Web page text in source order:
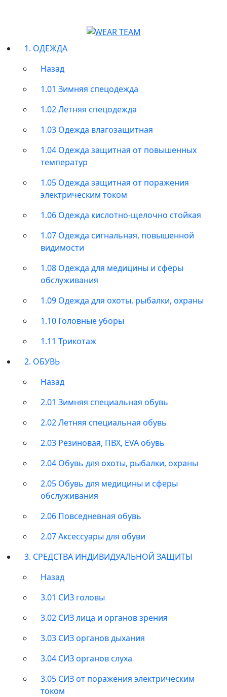
1. ОДЕЖДА
Назад
1.01 Зимняя спецодежда
1.02 Летняя спецодежда
1.03 Одежда влагозащитная
1.04 Одежда защитная от повышенных
температур
1.05 Одежда защитная от поражения
электрическим током
1.06 Одежда кислотно-щелочно стойкая
1.07 Одежда сигнальная, повышенной
видимости
1.08 Одежда для медицины и сферы
обслуживания
1.09 Одежда для охоты, рыбалки, охраны
1.10 Головные уборы
1.11 Трикотаж
2. ОБУВЬ
Назад
2.01 Зимняя специальная обувь
2.02 Летняя специальная обувь
2.03 Резиновая, ПВХ, EVA обувь
2.04 Обувь для охоты, рыбалки, охраны
2.05 Обувь для медицины и сферы
обслуживания
2.06 Повседневная обувь
2.07 Аксессуары для обуви
3. СРЕДСТВА ИНДИВИДУАЛЬНОЙ ЗАЩИТЫ
Назад
3.01 СИЗ головы
3.02 СИЗ лица и органов зрения
3.03 СИЗ органов дыхания
3.04 СИЗ органов слуха
3.05 СИЗ от поражения электрическим
током